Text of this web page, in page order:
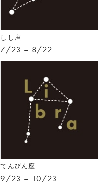
しし座
7/23 – 8/22
てんびん座
9/23 – 10/23